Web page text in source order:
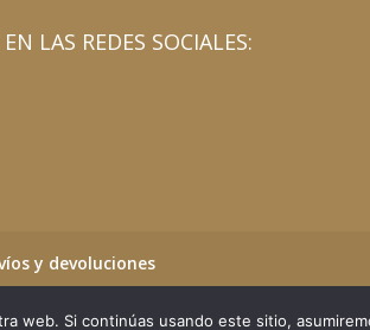
LAS REDES SOCIALES:
y devoluciones
web. Si continúas usando este sitio,